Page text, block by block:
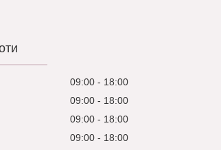
09:00
18:00
09:00
18:00
09:00
18:00
09:00
18:00